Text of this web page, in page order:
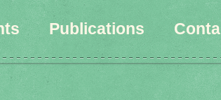
Publications